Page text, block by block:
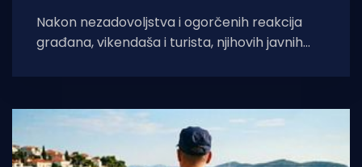
Nakon nezadovoljstva i ogorčenih reakcija
građana, vikendaša i turista, njihovih javnih
odlučila je